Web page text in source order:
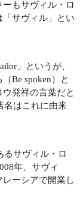
もサヴィル・ロ
サヴィル」とい
」というが、
Be spoken）と
発祥の言葉だと
名はこれに由来
るサヴィル・ロ
年、サヴィ
ーシアで開業し